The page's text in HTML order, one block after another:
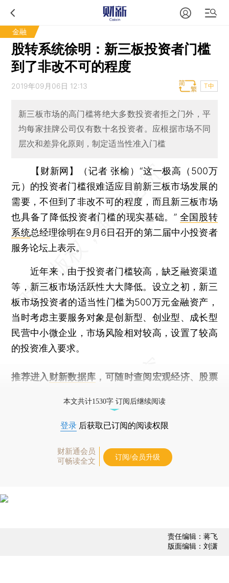
金融
股转系统徐明：新三板投资者门槛
到了非改不可的程度
2019年09月06日 12:13 T中
新三板市场的高门槛将绝大多数投资者拒之门外，平
均每家挂牌公司仅有数十名投资者。应根据市场不同
层次和差异化原则，制定适当性准入门槛
【财新网】（记者 张榆） “这一极高（500万
元）的投资者门槛很难适应目前新三板市场发展的
需要，不但到了非改不可的程度，而且新三板市场
也具备了降低投资者门槛的现实基础。” 全国股转
系统总经理徐明在9月6日召开的第二届中小投资者
服务论坛上表示。
近年来，由于投资者门槛较高，缺乏融资渠道
等，新三板市场活跃性大大降低。设立之初，新三
板市场投资者的适当性门槛为500万元金融资产，
当时考虑主要服务对象是创新型、创业型、成长型
民营中小微企业，市场风险相对较高，设置了较高
的投资准入要求。
推荐进入 财新数据库 ，可随时查阅宏观经济、股票
本文共计1530字 订阅后继续阅读
登录 后获取已订阅的阅读权限
财新通会员
可畅读全文
订阅/会员升级
责任编辑：蒋飞
版面编辑：刘潇